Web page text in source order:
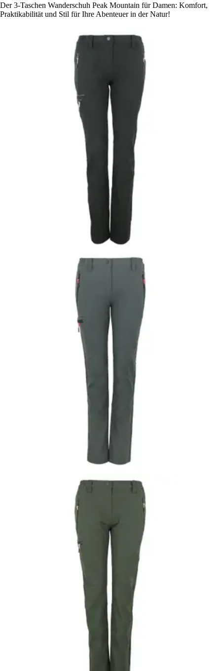
Der 3-Taschen Wanderschuh Peak Mountain für Damen: Komfort,
Praktikabilität und Stil für Ihre Abenteuer in der Natur!